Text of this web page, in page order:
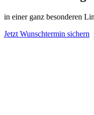
in einer ganz besonderen
Jetzt Wunschtermin sichern